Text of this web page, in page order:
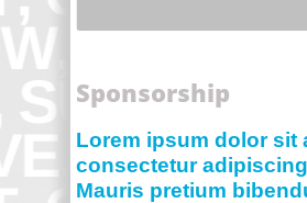
Sponsorship
Lorem ipsum dolor sit
consectetur
Mauris pretium